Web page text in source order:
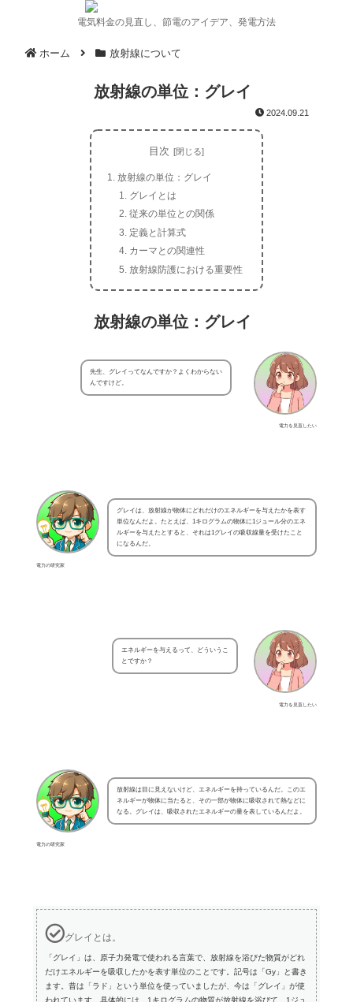
電気料金の見直し、節電のアイデア、発電方法
ホーム 放射線について
放射線の単位：グレイ
2024.09.21
目次
放射線の単位：グレイ
グレイとは
従来の単位との関係
定義と計算式
カーマとの関連性
放射線防護における重要性
放射線の単位：グレイ
電力を見直したい
先生、グレイってなんですか？よくわからない
んですけど。
電力の研究家
グレイは、放射線が物体にどれだけのエネルギーを与えたかを表す
単位なんだよ。たとえば、1キログラムの物体に1ジュール分のエネ
ルギーを与えたとすると、それは1グレイの吸収線量を受けたこと
になるんだ。
電力を見直したい
エネルギーを与えるって、どういうこ
とですか？
電力の研究家
放射線は目に見えないけど、エネルギーを持っているんだ。このエ
ネルギーが物体に当たると、その一部が物体に吸収されて熱などに
なる。グレイは、吸収されたエネルギーの量を表しているんだよ。
グレイとは。
「グレイ」は、原子力発電で使われる言葉で、放射線を浴びた物質がどれ
だけエネルギーを吸収したかを表す単位のことです。記号は「Gy」と書き
ます。昔は「ラド」という単位を使っていましたが、今は「グレイ」が使
われています。具体的には、1キログラムの物質が放射線を浴びて、1ジュ